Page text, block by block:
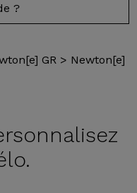
?
GR > Newton[e]